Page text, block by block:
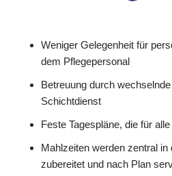
Weniger Gelegenheit für
dem Pflegepersonal
Betreuung durch
Schichtdienst
Feste Tagespläne, die für
Mahlzeiten werden zentral
zubereitet und nach Plan